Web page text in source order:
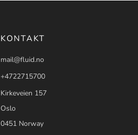
KONTAKT
mail@fluid.no
+4722715700
Kirkeveien 157
Oslo
0451 Norway